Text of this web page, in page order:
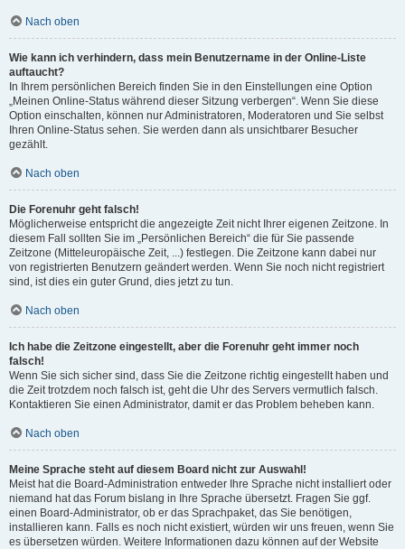
Nach oben
Wie kann ich verhindern, dass mein Benutzername in der Online-Liste
auftaucht?
In Ihrem persönlichen Bereich finden Sie in den Einstellungen eine Option
„Meinen Online-Status während dieser Sitzung verbergen“. Wenn Sie diese
Option einschalten, können nur Administratoren, Moderatoren und Sie selbst
Ihren Online-Status sehen. Sie werden dann als unsichtbarer Besucher
gezählt.
Nach oben
Die Forenuhr geht falsch!
Möglicherweise entspricht die angezeigte Zeit nicht Ihrer eigenen Zeitzone. In
diesem Fall sollten Sie im „Persönlichen Bereich“ die für Sie passende
Zeitzone (Mitteleuropäische Zeit, ...) festlegen. Die Zeitzone kann dabei nur
von registrierten Benutzern geändert werden. Wenn Sie noch nicht registriert
sind, ist dies ein guter Grund, dies jetzt zu tun.
Nach oben
Ich habe die Zeitzone eingestellt, aber die Forenuhr geht immer noch
falsch!
Wenn Sie sich sicher sind, dass Sie die Zeitzone richtig eingestellt haben und
die Zeit trotzdem noch falsch ist, geht die Uhr des Servers vermutlich falsch.
Kontaktieren Sie einen Administrator, damit er das Problem beheben kann.
Nach oben
Meine Sprache steht auf diesem Board nicht zur Auswahl!
Meist hat die Board-Administration entweder Ihre Sprache nicht installiert oder
niemand hat das Forum bislang in Ihre Sprache übersetzt. Fragen Sie ggf.
einen Board-Administrator, ob er das Sprachpaket, das Sie benötigen,
installieren kann. Falls es noch nicht existiert, würden wir uns freuen, wenn Sie
es übersetzen würden. Weitere Informationen dazu können auf der Website